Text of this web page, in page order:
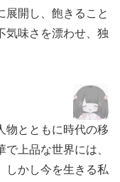
展開し、飽きること
気味さを漂わせ、独
物とともに時代の移
上品な世界には、
しかし今を生きる私